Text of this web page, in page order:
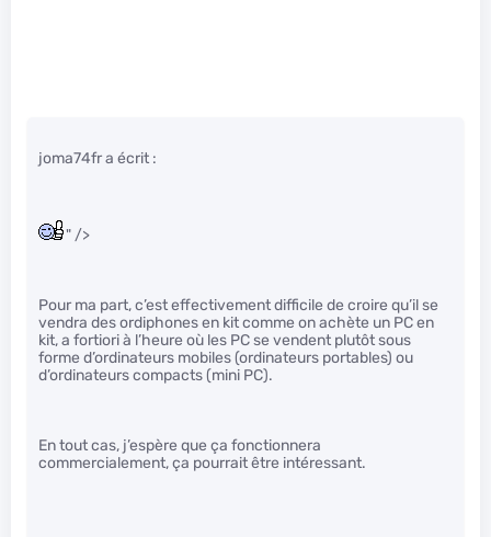
joma74fr a écrit :
" />
Pour ma part, c’est effectivement difficile de croire qu’il se
vendra des ordiphones en kit comme on achète un PC en
kit, a fortiori à l’heure où les PC se vendent plutôt sous
forme d’ordinateurs mobiles (ordinateurs portables) ou
d’ordinateurs compacts (mini PC).
En tout cas, j’espère que ça fonctionnera
commercialement, ça pourrait être intéressant.